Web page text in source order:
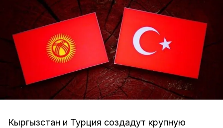
Кыргызстан и Турция создадут крупную